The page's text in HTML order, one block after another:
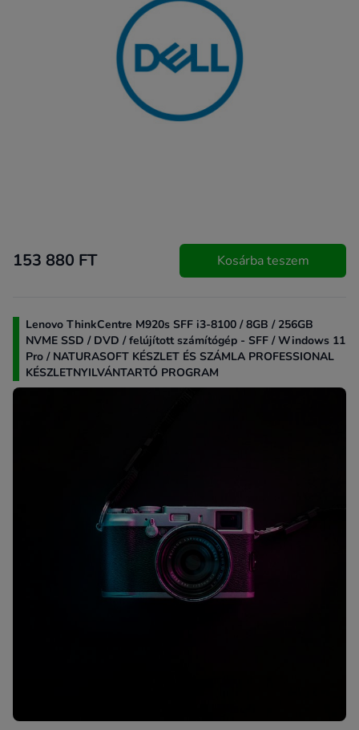
153 880 FT Kosárba teszem
Lenovo ThinkCentre M920s SFF i3-8100 / 8GB / 256GB
NVME SSD / DVD / felújított számítógép - SFF / Windows 11
Pro / NATURASOFT KÉSZLET ÉS SZÁMLA PROFESSIONAL
KÉSZLETNYILVÁNTARTÓ PROGRAM